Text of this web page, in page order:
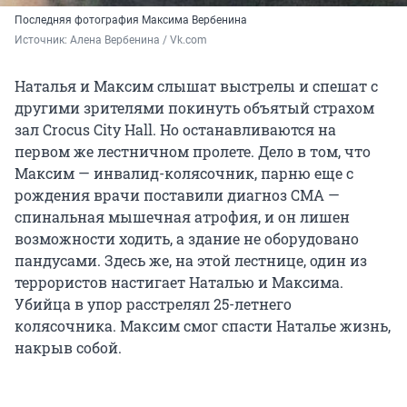
Последняя фотография Максима Вербенина
Источник: Алена Вербенина / Vk.com
Наталья и Максим слышат выстрелы и спешат с
другими зрителями покинуть объятый страхом
зал Crocus City Hall. Но останавливаются на
первом же лестничном пролете. Дело в том, что
Максим — инвалид-колясочник, парню еще с
рождения врачи поставили диагноз СМА —
спинальная мышечная атрофия, и он лишен
возможности ходить, а здание не оборудовано
пандусами. Здесь же, на этой лестнице, один из
террористов настигает Наталью и Максима.
Убийца в упор расстрелял 25-летнего
колясочника. Максим смог спасти Наталье жизнь,
накрыв собой.